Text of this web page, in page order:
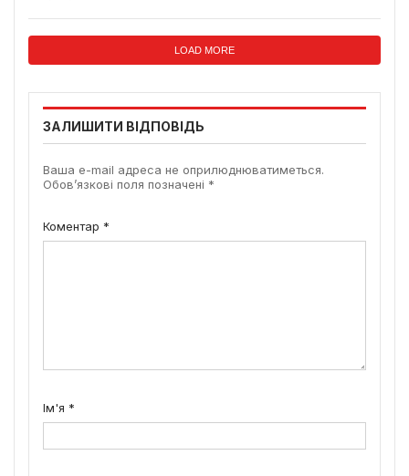
LOAD MORE
ЗАЛИШИТИ ВІДПОВІДЬ
Ваша e-mail адреса не оприлюднюватиметься.
Обов’язкові поля позначені *
Коментар *
Ім'я *